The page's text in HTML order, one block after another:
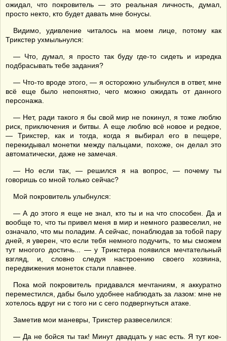
ожидал, что покровитель — это реальная личность, думал,
просто некто, кто будет давать мне бонусы.
Видимо, удивление читалось на моем лице, потому как
Трикстер ухмыльнулся:
— Что, думал, я просто так буду где-то сидеть и изредка
подбрасывать тебе задания?
— Что-то вроде этого, — я осторожно улыбнулся в ответ, мне
всё еще было непонятно, чего можно ожидать от данного
персонажа.
— Нет, ради такого я бы свой мир не покинул, я тоже люблю
риск, приключения и битвы. А еще люблю всё новое и редкое,
— Трикстер, как и тогда, когда я выбирал его в пещере,
перекидывал монетки между пальцами, похоже, он делал это
автоматически, даже не замечая.
— Но если так, — решился я на вопрос, — почему ты
говоришь со мной только сейчас?
Мой покровитель улыбнулся:
— А до этого я еще не знал, кто ты и на что способен. Да и
вообще то, что ты привел меня в мир и немного развеселил, не
означало, что мы поладим. А сейчас, понаблюдав за тобой пару
дней, я уверен, что если тебя немного подучить, то мы сможем
тут многого достичь... — у Трикстера появился мечтательный
взгляд, и, словно следуя настроению своего хозяина,
передвижения монеток стали плавнее.
Пока мой покровитель придавался мечтаниям, я аккуратно
переместился, дабы было удобнее наблюдать за лазом: мне не
хотелось вдруг ни с того ни с сего подвергнуться атаке.
Заметив мои маневры, Трикстер развеселился:
— Да не бойся ты так! Минут двадцать у нас есть. Я тут кое-